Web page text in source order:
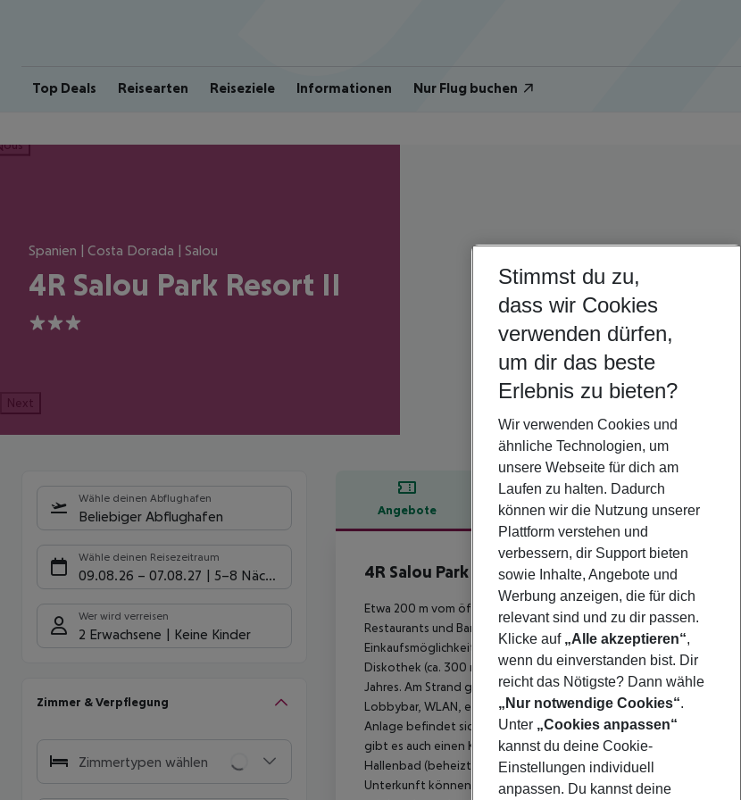
Top Deals Reisearten Reiseziele Informationen Nur Flug buchen
Spanien | Costa Dorada | Salou
4R Salou Park Resort II
3
Next
Wähle deinen Abflughafen
Beliebiger Abflughafen
Wähle deinen Reisezeitraum
09.08.26 – 07.08.27 5-8 Nächte
Wer wird verreisen
2 Erwachsene Keine Kinder
Zimmer & Verpflegung
Zimmertypen wählen
Angebote Hotelbeschreibung
Hotelbeschreibung
4R Salou Park Resort II
Etwa 200 m vom öffentlichen Sandstrand "Capellans" entfernt liegt
Restaurants und Bars erreichen Sie nach etwa 100 m. Zum
Einkaufsmöglichkeiten gelangen Sie gleichfalls nach ca. 100 m.
Diskothek (ca. 300 m entfernt), ein Freizeit- und Aquapark (ca. 2,5
Jahres. Am Strand gibt es eine Promenade zum Flanieren. Das
Lobbybar, WLAN, einem Lift, einen Whirlpool, Parkmöglichkeiten
Anlage befindet sich neben einem Garten ein saisonal geöffneter
gibt es auch einen Kinderpool. Darüber hinaus können Sie im
Hallenbad (beheizt) nutzen. Für die Kinder gibt es einen
Unterkunft können sich vom Hotelpersonal wecken lassen. Die
Stimmst du zu,
dass wir Cookies
verwenden dürfen,
um dir das beste
Erlebnis zu bieten?
Wir verwenden Cookies und
ähnliche Technologien, um
unsere Webseite für dich am
Laufen zu halten. Dadurch
können wir die Nutzung unserer
Plattform verstehen und
verbessern, dir Support bieten
sowie Inhalte, Angebote und
Werbung anzeigen, die für dich
relevant sind und zu dir passen.
Klicke auf „Alle akzeptieren“,
wenn du einverstanden bist. Dir
reicht das Nötigste? Dann wähle
„Nur notwendige Cookies“.
Unter „Cookies anpassen“
kannst du deine Cookie-
Einstellungen individuell
anpassen. Du kannst deine